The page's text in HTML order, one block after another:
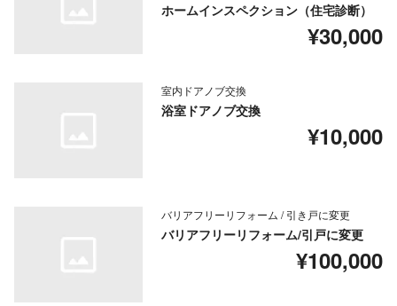
ホームインスペクション（住宅診断）
¥30,000
室内ドアノブ交換
浴室ドアノブ交換
¥10,000
バリアフリーリフォーム / 引き戸に変更
バリアフリーリフォーム/引戸に変更
¥100,000